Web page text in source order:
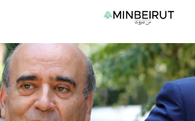
انتقل
المحتوى